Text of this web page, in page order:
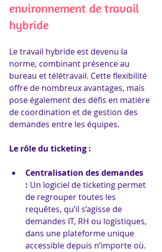
environnement de travail
hybride
Le travail hybride est devenu la
norme, combinant présence au
bureau et télétravail. Cette flexibilité
offre de nombreux avantages, mais
pose également des défis en matière
de coordination et de gestion des
demandes entre les équipes.
Le rôle du ticketing :
Centralisation des demandes
: Un logiciel de ticketing permet
de regrouper toutes les
requêtes, qu’il s’agisse de
demandes IT, RH ou logistiques,
dans une plateforme unique
accessible depuis n’importe où.